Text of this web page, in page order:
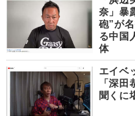
奈」暴
砲”が
る中国
体
エイベ
「深
聞くに